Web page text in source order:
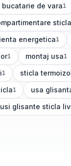
bucatarie de vara
(1articole) 1
energetica1
1 montaj usa
(1articole) 1
1 sticla
(1articole)
1 usa
(1articole)
usi glisante sticla
(1articole)